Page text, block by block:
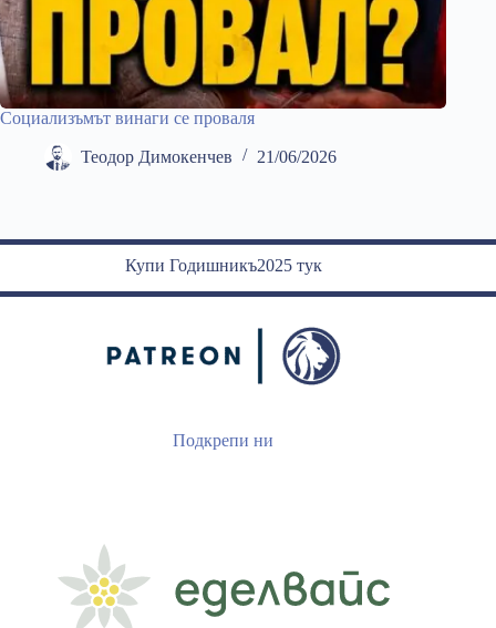
Социализъмът винаги се проваля
Теодор Димокенчев 21/06/2026
Купи Годишникъ2025 тук
Подкрепи ни